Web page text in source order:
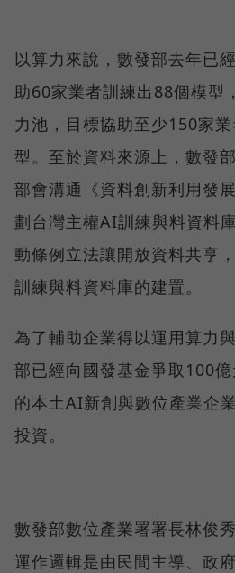
以算力來說，數發部去年已
助60家業者訓練出88個模型
力池，目標協助至少150家
型。至於資料來源上，數發
部會溝通《資料創新利用發
劃台灣主權AI訓練與料資料
動條例立法讓開放資料共享
訓練與料資料庫的建置。
為了輔助企業得以運用算力
部已經向國發基金爭取100
的本土AI新創與數位產業企
投資。
數發部數位產業署署長林俊
運作邏輯是由民間主導、政